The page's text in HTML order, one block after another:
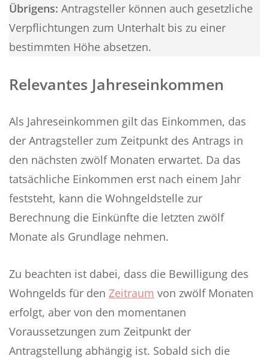
Übrigens: Antragsteller können auch gesetzliche
Verpflichtungen zum Unterhalt bis zu einer
bestimmten Höhe absetzen.
Relevantes Jahreseinkommen
Als Jahreseinkommen gilt das Einkommen, das
der Antragsteller zum Zeitpunkt des Antrags in
den nächsten zwölf Monaten erwartet. Da das
tatsächliche Einkommen erst nach einem Jahr
feststeht, kann die Wohngeldstelle zur
Berechnung die Einkünfte die letzten zwölf
Monate als Grundlage nehmen.
Zu beachten ist dabei, dass die Bewilligung des
Wohngelds für den Zeitraum von zwölf Monaten
erfolgt, aber von den momentanen
Voraussetzungen zum Zeitpunkt der
Antragstellung abhängig ist. Sobald sich die